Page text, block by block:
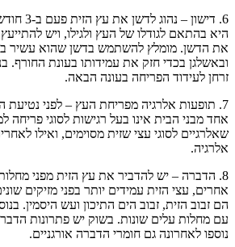
6. דישון
היא בהתאם לגודלו של העץ ולגילו, ויש
את הדשן. מומלץ להשתמש בדשן שהוא עשיר
ובאשלגן בכדי חזק את עמידותו בעונת החורף.
זרחן לעידוד הפריחה בעונה הבאה.
7. תופעות אלרגיה מפריחת העץ – לפני
אחד מבני הבית אינו בעל רגישות לסוגי פריחה
שאלרגיים לסוגי עצי שזית מסוימים, ואילו
אלרגיה.
8. הדברה – יש להדביר את עץ הזית מפני
אחרים, עצי הזית עמידים יותר בפני מזיקים
הם זבוב הזית, זבוב הים התיכון ועש היסמין.
עם מחלות עלים שונות. בשוק יש פתרונות
נוספו לאחרונה גם חומרי הדברה אורגניים.